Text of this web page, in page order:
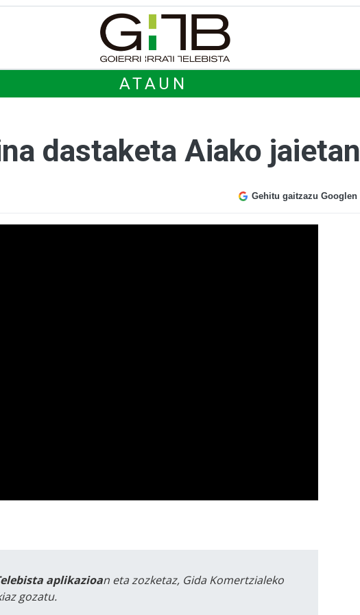
ATAUN
dastaketa Aiako jaietan
Gehitu gaitzazu Googlen
aplikazioan eta zozketaz, Gida Komertzialeko
gozatu.